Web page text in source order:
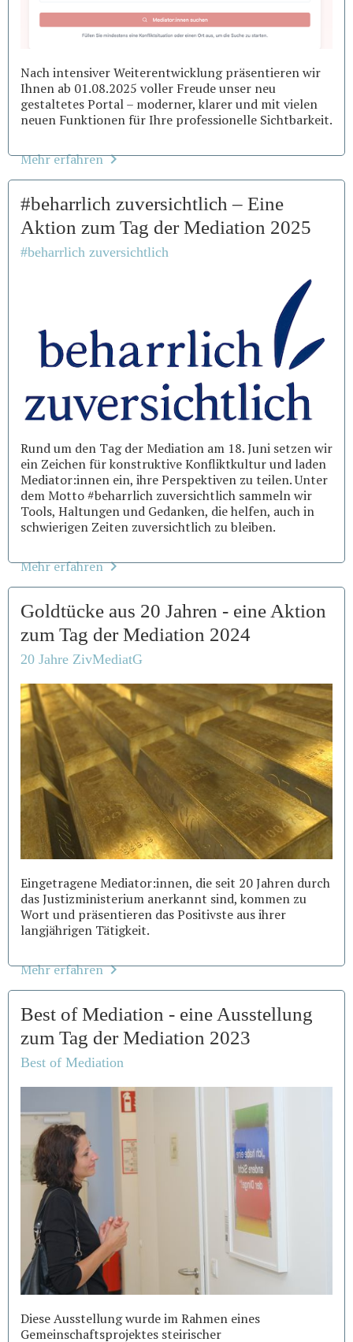
Nach intensiver Weiterentwicklung präsentieren wir
Ihnen ab 01.08.2025 voller Freude unser neu
gestaltetes Portal – moderner, klarer und mit vielen
neuen Funktionen für Ihre professionelle Sichtbarkeit.
Mehr erfahren
#beharrlich zuversichtlich – Eine
Aktion zum Tag der Mediation 2025
#beharrlich zuversichtlich
Rund um den Tag der Mediation am 18. Juni setzen wir
ein Zeichen für konstruktive Konfliktkultur und laden
Mediator:innen ein, ihre Perspektiven zu teilen. Unter
dem Motto #beharrlich zuversichtlich sammeln wir
Tools, Haltungen und Gedanken, die helfen, auch in
schwierigen Zeiten zuversichtlich zu bleiben.
Mehr erfahren
Goldtücke aus 20 Jahren - eine Aktion
zum Tag der Mediation 2024
20 Jahre ZivMediatG
Eingetragene Mediator:innen, die seit 20 Jahren durch
das Justizministerium anerkannt sind, kommen zu
Wort und präsentieren das Positivste aus ihrer
langjährigen Tätigkeit.
Mehr erfahren
Best of Mediation - eine Ausstellung
zum Tag der Mediation 2023
Best of Mediation
Diese Ausstellung wurde im Rahmen eines
Gemeinschaftsprojektes steirischer